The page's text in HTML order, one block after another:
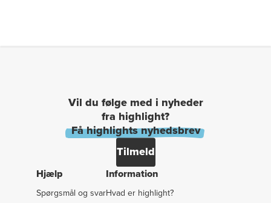
Vil du følge med i nyheder
fra highlight?
Få highlights nyhedsbrev
Tilmeld
Hjælp
Spørgsmål og svar
Information
Hvad er highlight?